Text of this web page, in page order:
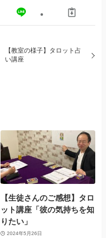
【教室の様子】タロット占
い講座
【生徒さんのご感想】タロ
ット講座「彼の気持ちを知
りたい」
2024年5月26日